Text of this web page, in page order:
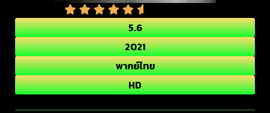
5.6
2021
พากย์ไทย
HD